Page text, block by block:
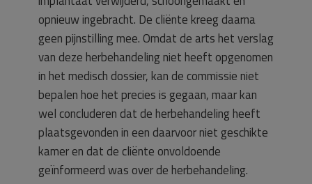
opnieuw ingebracht. De cliënte kreeg daarna
geen pijnstilling mee. Omdat de arts het verslag
van deze herbehandeling niet heeft opgenomen
in het medisch dossier, kan de commissie niet
bepalen hoe het precies is gegaan, maar kan
wel concluderen dat de herbehandeling heeft
plaatsgevonden in een daarvoor niet geschikte
kamer en dat de cliënte onvoldoende
geïnformeerd was over de herbehandeling.